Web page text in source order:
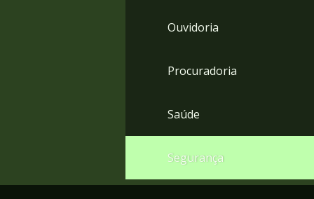
Ouvidoria
Procuradoria
Saúde
Segurança